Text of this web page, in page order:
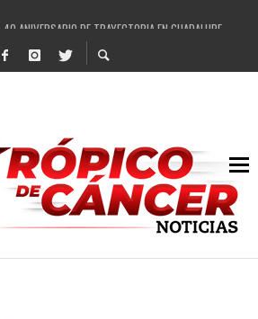
40 ANIVERSARIO DE TRAYECTORIA EN GUADALUPE
EL REGIONAL MEXICANO A GUADALUPE
DE GUADALUPE ESCRITURACIÓN SOSPECHOSA DE
NUEVA TORRE DE VIGILANCIA PARA GUADALUPE
PEPE SALDÍVAR LA SEMANA MUNDIAL DE LA LACTANCIA
DE ARTISTAS LOCALES EN FESTIVAL CULTURAL Y
20 VIALIDADES EN LOS ÚLTIMOS CUATRO MESES EN
DE PEPE SALDÍVAR A LAS INFANCIAS GUADALUPENSES